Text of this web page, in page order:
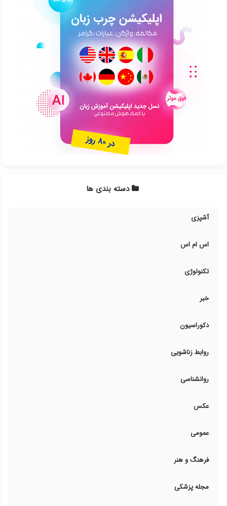
دسته بندی ها
آشپزی
اس ام اس
تکنولوژی
خبر
دکوراسیون
روابط زناشویی
روانشناسی
عکس
عمومی
فرهنگ و هنر
مجله پزشکی